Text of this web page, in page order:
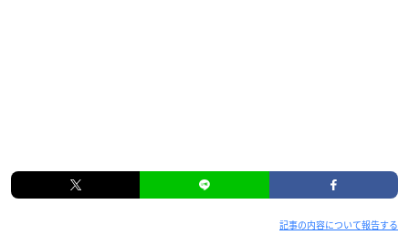
記事の内容について報告する